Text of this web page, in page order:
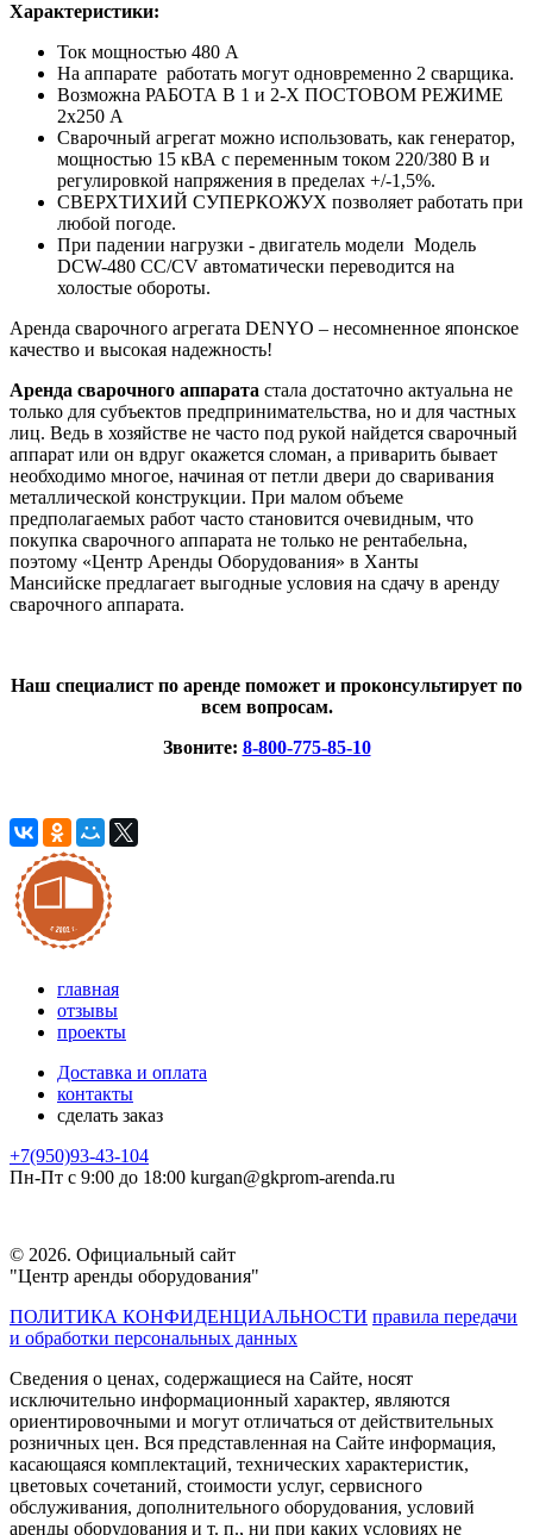
Характеристики:
Ток мощностью 480 А
На аппарате работать могут одновременно 2 сварщика.
Возможна РАБОТА В 1 и 2-Х ПОСТОВОМ РЕЖИМЕ
2x250 А
Сварочный агрегат можно использовать, как генератор,
мощностью 15 кВА с переменным током 220/380 В и
регулировкой напряжения в пределах +/-1,5%.
СВЕРХТИХИЙ СУПЕРКОЖУХ позволяет работать при
любой погоде.
При падении нагрузки - двигатель модели Модель
DCW-480 CC/CV автоматически переводится на
холостые обороты.
Аренда сварочного агрегата DENYO – несомненное японское
качество и высокая надежность!
Аренда сварочного аппарата стала достаточно актуальна не
только для субъектов предпринимательства, но и для частных
лиц. Ведь в хозяйстве не часто под рукой найдется сварочный
аппарат или он вдруг окажется сломан, а приварить бывает
необходимо многое, начиная от петли двери до сваривания
металлической конструкции. При малом объеме
предполагаемых работ часто становится очевидным, что
покупка сварочного аппарата не только не рентабельна,
поэтому «Центр Аренды Оборудования» в Ханты
Мансийске предлагает выгодные условия на сдачу в аренду
сварочного аппарата.
Наш специалист по аренде поможет и проконсультирует по
всем вопросам.
Звоните: 8-800-775-85-10
главная
отзывы
проекты
Доставка и оплата
контакты
сделать заказ
+7(950)93-43-104
Пн-Пт с 9:00 до 18:00 kurgan@gkprom-arenda.ru
© 2026. Официальный сайт
"Центр аренды оборудования"
ПОЛИТИКА КОНФИДЕНЦИАЛЬНОСТИ правила передачи
и обработки персональных данных
Сведения о ценах, содержащиеся на Сайте, носят
исключительно информационный характер, являются
ориентировочными и могут отличаться от действительных
розничных цен. Вся представленная на Сайте информация,
касающаяся комплектаций, технических характеристик,
цветовых сочетаний, стоимости услуг, сервисного
обслуживания, дополнительного оборудования, условий
аренды оборудования и т. п., ни при каких условиях не